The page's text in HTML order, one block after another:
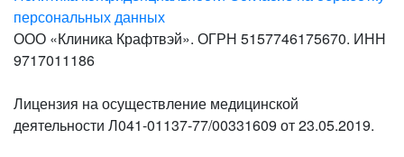
персональных данных
ООО «Клиника Крафтвэй». ОГРН 5157746175670. ИНН
9717011186
Лицензия на осуществление медицинской
деятельности Л041-01137-77/00331609 от 23.05.2019.